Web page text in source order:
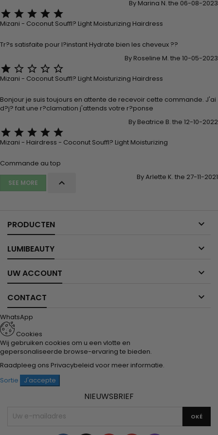
By Marina N. the 06-08-2023
    
Mizani - Coconut Souffl? Light Moisturizing Hairdress
Tr?s satisfaite pour l?instant Hydrate bien les cheveux ??
By Roseline M. the 10-05-2023
    
Mizani - Coconut Souffl? Light Moisturizing Hairdress
Bonjour je suis toujours en attente de recevoir cette commande. J'ai
d?j? fait une r?clamation j'attends votre r?ponse
By Beatrice B. the 12-10-2022
    
Mizani - Hairdress - Coconut Souffl? Light Moisturizing
Commande au top
By Arlette K. the 27-11-2021
SEE MORE 
PRODUCTEN 
LUMIBEAUTY 
UW ACCOUNT 
CONTACT 
WhatsApp
Cookies
Wij gebruiken cookies om u een vlotte en
gepersonaliseerde browse-ervaring te bieden.
Raadpleeg ons Privacybeleid voor meer informatie.
Sortie
J'accepte
NIEUWSBRIEF